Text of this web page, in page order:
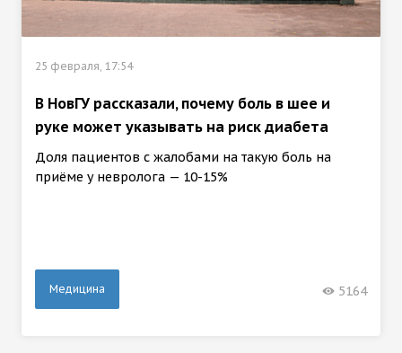
25 февраля, 17:54
В НовГУ рассказали, почему боль в шее и
руке может указывать на риск диабета
Доля пациентов с жалобами на такую боль на
приёме у невролога — 10-15%
Медицина 5164